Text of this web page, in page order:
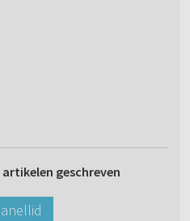
geschreven